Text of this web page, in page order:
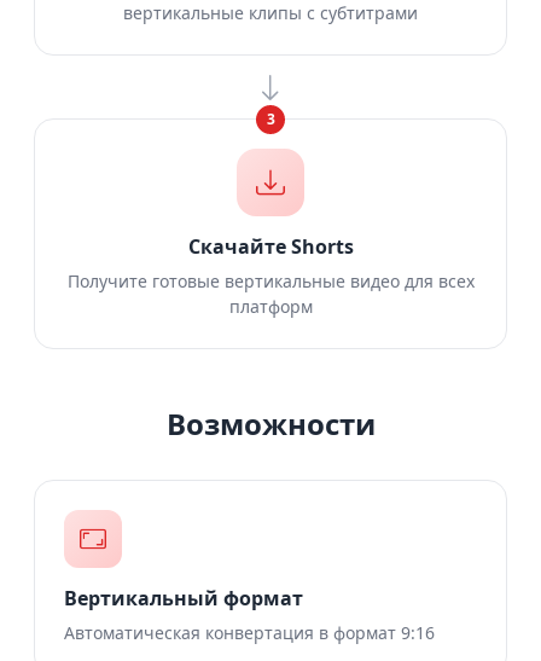
вертикальные клипы с субтитрами
3
Скачайте Shorts
Получите готовые вертикальные видео для всех
платформ
Возможности
Вертикальный формат
Автоматическая конвертация в формат 9:16